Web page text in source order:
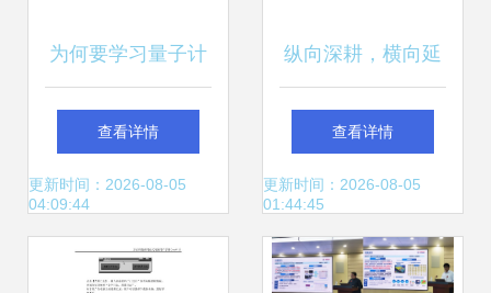
为何要学习量子计
算机科技领域的技
术开发
查看详情
更新时间：2026-08-05
04:09:44
纵向深耕，横向延
伸 AI科技2022年步
入深水区的多维探
索
查看详情
更新时间：2026-08-05
01:44:45